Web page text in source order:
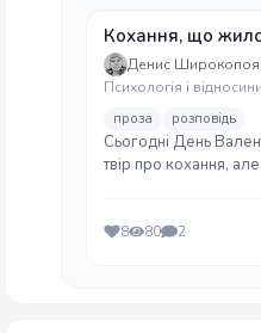
Кохання, що
Денис
Психологія і відносини
проза розповідь
Сьогодні День
твір про кохання,
8 80 2